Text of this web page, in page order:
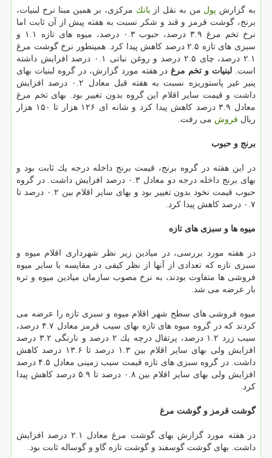
به گزارش پول من به نقل از بانك مركزی، بر همین مبنا نرخ لبنیات،
برنج، گوشت قرمز و قند و شكر نسبت به هفته پیش از آن ثابت اما
نرخ تخم مرغ ۳.۹ درصد، حبوب ۰.۳ درصد، میوه های تازه ۱.۱ و
سبزی های تازه ۲.۵ درصد كاهش پیدا كرد. همینطور نرخ گوشت مرغ
۲.۱ درصد، چای ۲.۵ درصد و روغن نباتی ۰.۱ درصد افزایش داشته
است. لبنیات و تخم مرغ در هفته مورد گزارش، در گروه لبنیات بهای
پنیر غیر پاستوریزه نسبت به هفته قبل معادل ۰.۲ درصد افزایش
داشت و قیمت سایر اقلام این گروه بدون تغییر بود. بهای تخم مرغ
معادل ۳.۹ درصد كاهش پیدا كرد و شانه ای ۱۲۶ هزار تا ۱۵۰ هزار
ریال فروش می رفت.
برنج و حبوب
در این هفته در گروه برنج، قیمت برنج داخله درجه یك ثابت بود و
بهای برنج داخله درجه دو معادل ۰.۳ درصد افزایش داشت. در گروه
حبوب قیمت نخود بدون تغییر بود و بهای سایر اقلام بین ۰.۲ درصد تا
۰.۷ درصد كاهش پیدا كرد.
میوه ها و سبزی های تازه
در هفته مورد بررسی، در میادین زیر نظر شهرداری اقلام میوه و
سبزی تازه كه تعدادی از آنها از نظر كیفی در مقایسه با سایر میوه
فروشی ها متفاوت بودند، به نرخ مصوب سازمان میادین میوه و تره
بار عرضه می شد.
میوه فروشی های سطح شهر اقلام میوه و سبزی تازه را عرضه می
كردند كه در گروه میوه های تازه بهای سیب قرمز معادل ۴.۷ درصد،
سیب زرد ۱.۲ درصد، پرتقال درچه یك ۲ درصد و نارنگی ۳.۲ درصد
افزایش ولی بهای سایر اقلام بین ۱.۳ درصد تا ۱۳.۶ درصد كاهش
داشت. در گروه سبزی های تازه قیمت سیب زمینی معادل ۴.۵ درصد
افزایش ولی بهای سایر اقلام بین ۰.۸ درصد تا ۵.۹ درصد كاهش پیدا
كرد.
گوشت قرمز و گوشت مرغ
در هفته مورد گزارش بهای گوشت مرغ معادل ۲.۱ درصد افزایش
داشت. بهای گوشت گوسفند و گوشت تازه گاو و گوساله ثابت بود.